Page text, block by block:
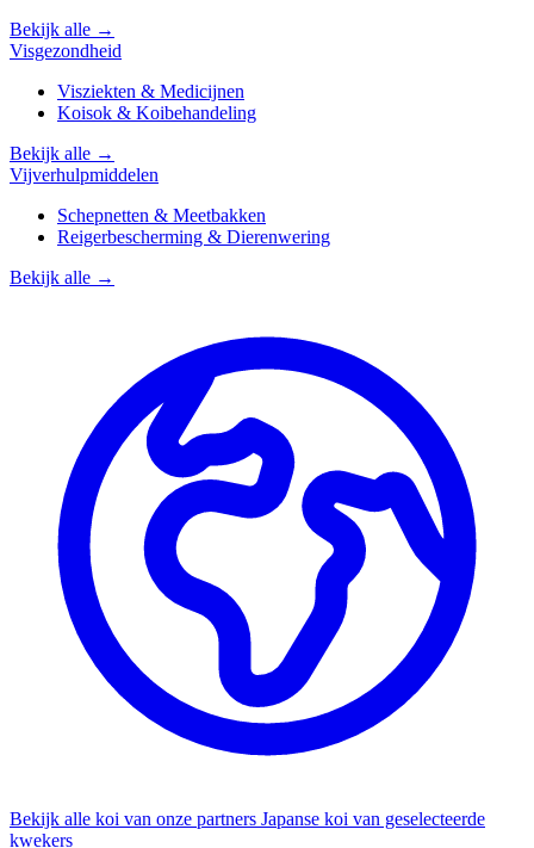
Bekijk alle →
Visgezondheid
Visziekten & Medicijnen
Koisok & Koibehandeling
Bekijk alle →
Vijverhulpmiddelen
Schepnetten & Meetbakken
Reigerbescherming & Dierenwering
Bekijk alle →
Bekijk alle koi van onze partners Japanse koi van geselecteerde
kwekers